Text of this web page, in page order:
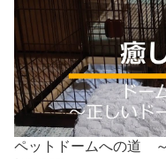
ペットドームへの道